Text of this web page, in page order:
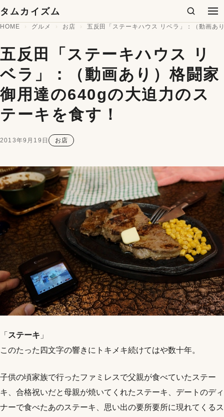
コンテンツへスキップ
タムカイズム 検索 メ
HOME グルメ お店 五反田「ステーキハウス リベラ」：（動画あ
五反田「ステーキハウス リ
ベラ」：（動画あり）格闘家
御用達の640gの大迫力のス
テーキを食す！
2013年9月19日 お店
「 ステーキ 」
このたった四文字の響きにトキメキ続けてはや数十年。
子供の頃家族で行ったファミレスで父親が食べていたステー
キ、合格祝いだと母親が焼いてくれたステーキ、デートのディ
ナーで食べたあのステーキ、思い出の要所要所に現れてくるス